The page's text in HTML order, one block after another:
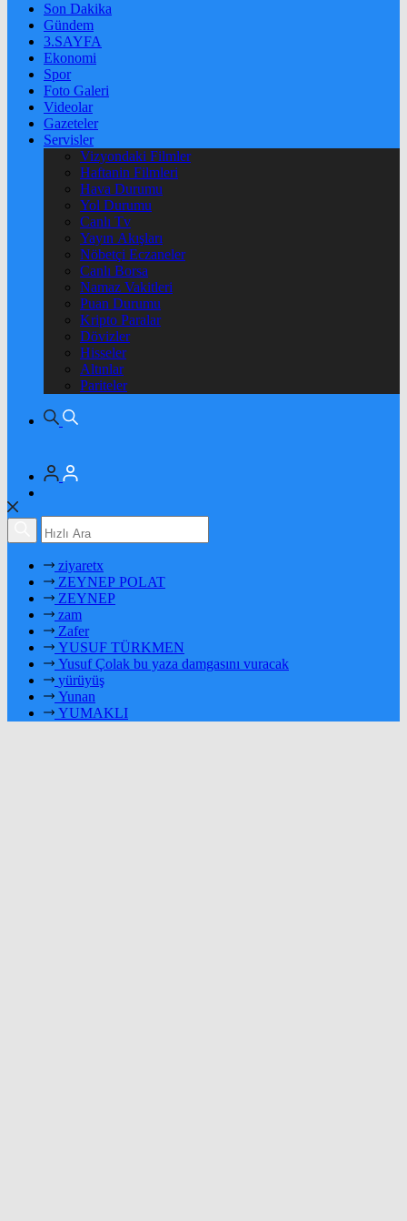
Son Dakika
Gündem
3.SAYFA
Ekonomi
Spor
Foto Galeri
Videolar
Gazeteler
Servisler
Vizyondaki Filmler
Haftanin Filmleri
Hava Durumu
Yol Durumu
Canlı Tv
Yayın Akışları
Nöbetçi Eczaneler
Canlı Borsa
Namaz Vakitleri
Puan Durumu
Kripto Paralar
Dövizler
Hisseler
Altınlar
Pariteler
ziyaretx
ZEYNEP POLAT
ZEYNEP
zam
Zafer
YUSUF TÜRKMEN
Yusuf Çolak bu yaza damgasını vuracak
yürüyüş
Yunan
YUMAKLI